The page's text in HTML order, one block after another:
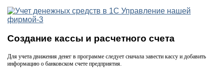
Создание кассы и расчетного счета
Для учета движения денег в программе следует сначала завести кассу и добавить
информацию о банковском счете предприятия.